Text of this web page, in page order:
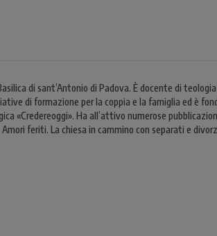
di sant’Antonio di Padova. È docente di
di formazione per la coppia e la famiglia ed è
«Credereoggi». Ha all’attivo numerose
feriti. La chiesa in cammino con separati e